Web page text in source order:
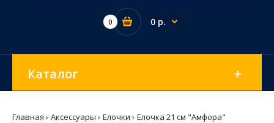
0 0 р.
Каталог
Главная Аксессуары Елочки Елочка 21 см "Амфора"